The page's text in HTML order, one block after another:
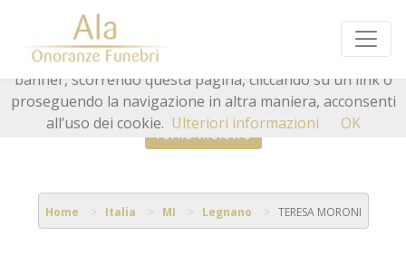
Torna indietro
Home Italia MI Legnano TERESA MORONI
Questo sito o gli strumenti terzi da questo utilizzati si
avvalgono di cookie necessari al funzionamento ed utili
alle finalità illustrate nella cookie policy. Chiudendo questo
banner, scorrendo questa pagina, cliccando su un link o
proseguendo la navigazione in altra maniera, acconsenti
all’uso dei cookie. Ulteriori informazioni OK